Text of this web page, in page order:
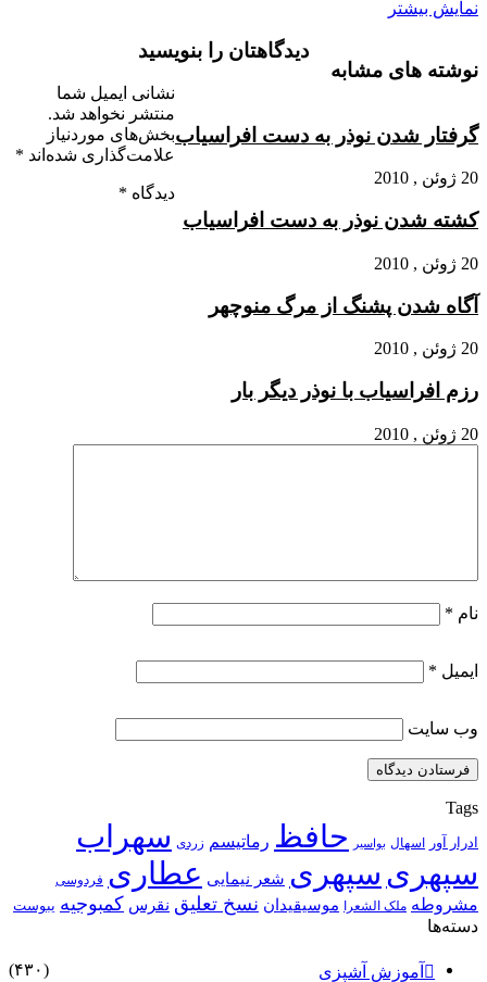
نمایش بیشتر
نوشته های مشابه
گرفتار شدن نوذر به دست افراسیاب‏
20 ژوئن , 2010
کشته شدن نوذر به دست افراسیاب‏
20 ژوئن , 2010
آگاه شدن پشنگ از مرگ منوچهر
20 ژوئن , 2010
رزم افراسیاب با نوذر دیگر بار
20 ژوئن , 2010
دیدگاهتان را بنویسید
نشانی ایمیل شما
منتشر نخواهد شد.
بخش‌های موردنیاز
علامت‌گذاری شده‌اند *
دیدگاه *
نام *
ایمیل *
وب‌ سایت
Tags
ادرار آور اسهال بواسیر حافظ رماتیسم زردی سهراب
سپهری سپهری شعر نیمایی عطاری فردوسی
مشروطه ملک الشعرا موسیقیدان نسخ تعلیق نقرس کمبوجیه یبوست
دسته‌ها
آموزش آشپزی
(۴۳۰)